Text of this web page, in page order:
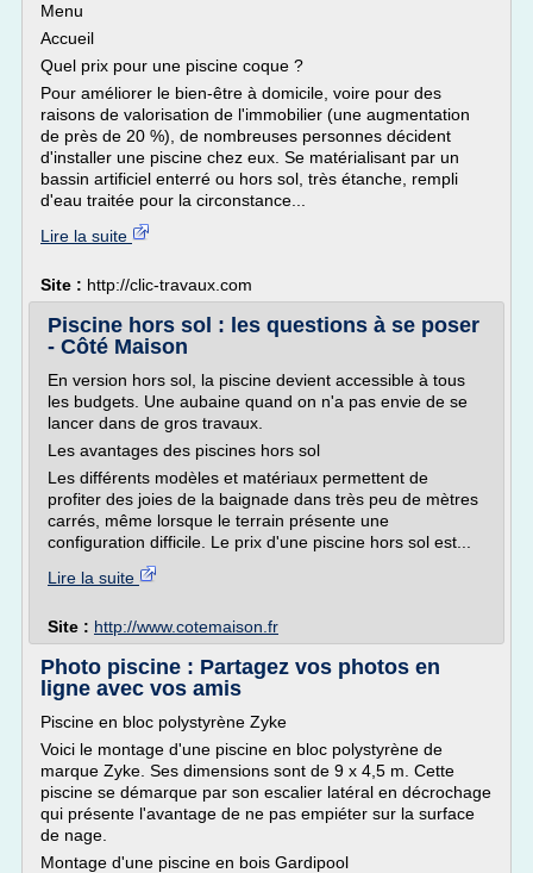
Menu
Accueil
Quel prix pour une piscine coque ?
Pour améliorer le bien-être à domicile, voire pour des
raisons de valorisation de l'immobilier (une augmentation
de près de 20 %), de nombreuses personnes décident
d'installer une piscine chez eux. Se matérialisant par un
bassin artificiel enterré ou hors sol, très étanche, rempli
d'eau traitée pour la circonstance...
Lire la suite
Site : http://clic-travaux.com
Piscine hors sol : les questions à se poser
- Côté Maison
En version hors sol, la piscine devient accessible à tous
les budgets. Une aubaine quand on n'a pas envie de se
lancer dans de gros travaux.
Les avantages des piscines hors sol
Les différents modèles et matériaux permettent de
profiter des joies de la baignade dans très peu de mètres
carrés, même lorsque le terrain présente une
configuration difficile. Le prix d'une piscine hors sol est...
Lire la suite
Site : http://www.cotemaison.fr
Photo piscine : Partagez vos photos en
ligne avec vos amis
Piscine en bloc polystyrène Zyke
Voici le montage d'une piscine en bloc polystyrène de
marque Zyke. Ses dimensions sont de 9 x 4,5 m. Cette
piscine se démarque par son escalier latéral en décrochage
qui présente l'avantage de ne pas empiéter sur la surface
de nage.
Montage d'une piscine en bois Gardipool